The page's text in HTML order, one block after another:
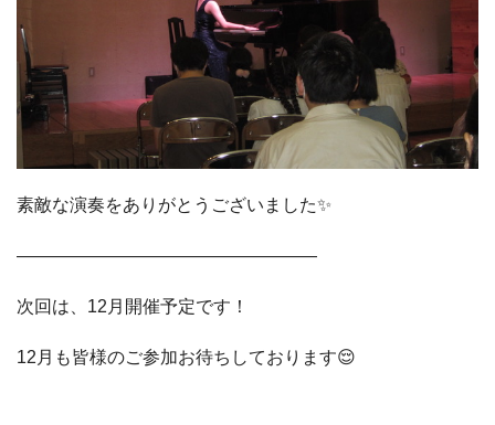
素敵な演奏をありがとうございました✨
—————————————————
次回は、12月開催予定です！
12月も皆様のご参加お待ちしております😌